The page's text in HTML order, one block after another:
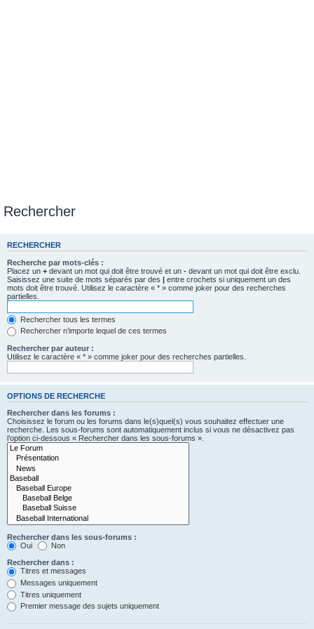
Rechercher
RECHERCHER
Recherche par mots-clés :
Placez un + devant un mot qui doit être trouvé et un - devant un mot qui doit être exclu.
Saisissez une suite de mots séparés par des | entre crochets si uniquement un des
mots doit être trouvé. Utilisez le caractère « * » comme joker pour des recherches
partielles.
Rechercher tous les termes
Rechercher n’importe lequel de ces termes
Rechercher par auteur :
Utilisez le caractère « * » comme joker pour des recherches partielles.
OPTIONS DE RECHERCHE
Rechercher dans les forums :
Choisissez le forum ou les forums dans le(s)quel(s) vous souhaitez effectuer une
recherche. Les sous-forums sont automatiquement inclus si vous ne désactivez pas
l’option ci-dessous « Rechercher dans les sous-forums ».
Rechercher dans les sous-forums :
Oui
Non
Rechercher dans :
Titres et messages
Messages uniquement
Titres uniquement
Premier message des sujets uniquement